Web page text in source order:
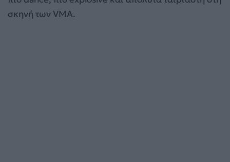
σκηνή των VMA.